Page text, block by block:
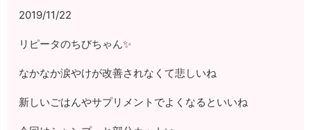
2019/11/22
リピータのちびちゃん✨
なかなか涙やけが改善されなくて悲しいね
新しいごはんやサプリメントでよくなるといいね